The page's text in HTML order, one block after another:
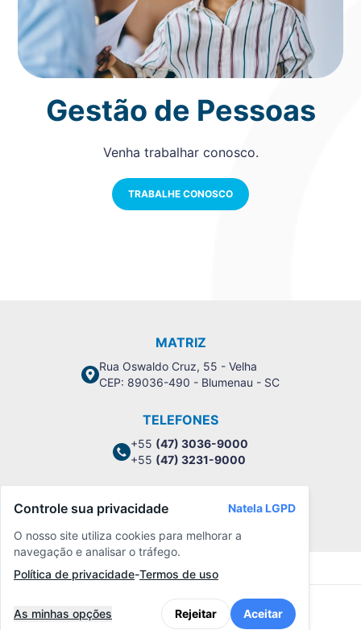
Gestão de Pessoas
Venha trabalhar conosco.
TRABALHE CONOSCO
MATRIZ
Rua Oswaldo Cruz, 55 - Velha
CEP: 89036-490 - Blumenau - SC
TELEFONES
+55 (47) 3036-9000
+55 (47) 3231-9000
Política de Privacidade
Controle sua privacidade
Natela LGPD
O nosso site utiliza cookies para melhorar a
navegação e analisar o tráfego.
Política de privacidade-Termos de uso
As minhas opções Rejeitar Aceitar